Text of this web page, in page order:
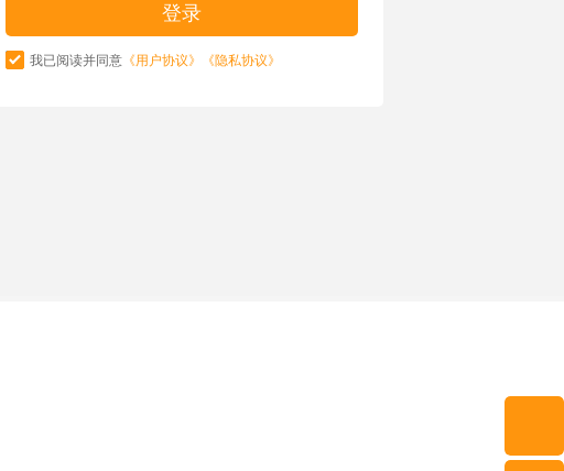
我已阅读并同意 《用户协议》 《隐私协议》